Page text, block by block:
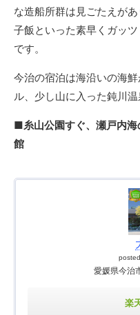
な造船所群は見ごたえが
子飯といった素早くガッ
です。
今治の宿泊は海沿いの海
ル、少し山に入った鈍川温
■糸山公園すぐ、瀬戸内
館
愛媛県今治
楽